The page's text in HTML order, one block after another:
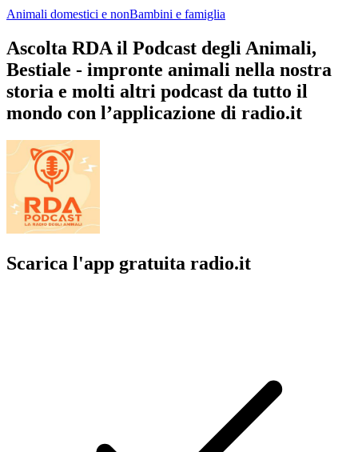
Animali domestici e nonBambini e famiglia
Ascolta RDA il Podcast degli Animali,
Bestiale - impronte animali nella nostra
storia e molti altri podcast da tutto il
mondo con l’applicazione di radio.it
Scarica l'app gratuita radio.it